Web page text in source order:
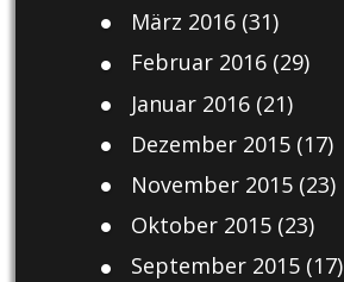
März 2016(31)
Februar 2016(29)
Januar 2016(21)
Dezember 2015(17)
November 2015(23)
Oktober 2015(23)
September 2015(17)